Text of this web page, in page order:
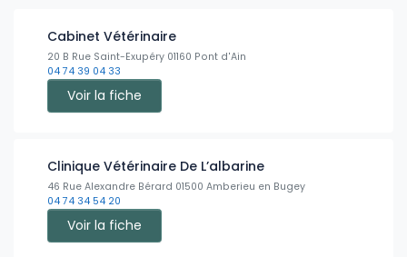
Cabinet Vétérinaire
20 B Rue Saint-Exupéry 01160 Pont d'Ain
04 74 39 04 33
Voir la fiche
Clinique Vétérinaire De L’albarine
46 Rue Alexandre Bérard 01500 Amberieu en Bugey
04 74 34 54 20
Voir la fiche